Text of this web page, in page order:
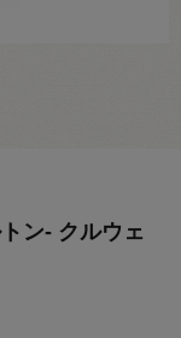
ン- クルウェ